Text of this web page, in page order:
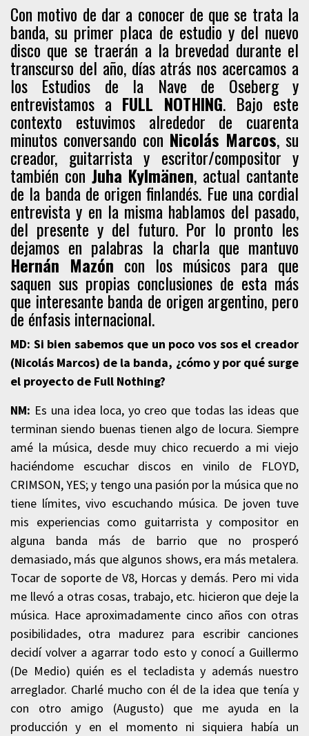
Con motivo de dar a conocer de que se trata la
banda, su primer placa de estudio y del nuevo
disco que se traerán a la brevedad durante el
transcurso del año, días atrás nos acercamos a
los Estudios de la Nave de Oseberg y
entrevistamos a FULL NOTHING. Bajo este
contexto estuvimos alrededor de cuarenta
minutos conversando con Nicolás Marcos, su
creador, guitarrista y escritor/compositor y
también con Juha Kylmänen, actual cantante
de la banda de origen finlandés. Fue una cordial
entrevista y en la misma hablamos del pasado,
del presente y del futuro. Por lo pronto les
dejamos en palabras la charla que mantuvo
Hernán Mazón con los músicos para que
saquen sus propias conclusiones de esta más
que interesante banda de origen argentino, pero
de énfasis internacional.
MD: Si bien sabemos que un poco vos sos el creador
(Nicolás Marcos) de la banda, ¿cómo y por qué surge
el proyecto de Full Nothing?
NM: Es una idea loca, yo creo que todas las ideas que
terminan siendo buenas tienen algo de locura. Siempre
amé la música, desde muy chico recuerdo a mi viejo
haciéndome escuchar discos en vinilo de FLOYD,
CRIMSON, YES; y tengo una pasión por la música que no
tiene límites, vivo escuchando música. De joven tuve
mis experiencias como guitarrista y compositor en
alguna banda más de barrio que no prosperó
demasiado, más que algunos shows, era más metalera.
Tocar de soporte de V8, Horcas y demás. Pero mi vida
me llevó a otras cosas, trabajo, etc. hicieron que deje la
música. Hace aproximadamente cinco años con otras
posibilidades, otra madurez para escribir canciones
decidí volver a agarrar todo esto y conocí a Guillermo
(De Medio) quién es el tecladista y además nuestro
arreglador. Charlé mucho con él de la idea que tenía y
con otro amigo (Augusto) que me ayuda en la
producción y en el momento ni siquiera había un